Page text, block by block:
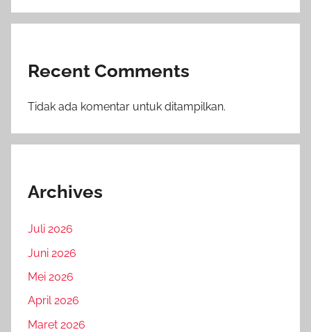
Recent Comments
Tidak ada komentar untuk ditampilkan.
Archives
Juli 2026
Juni 2026
Mei 2026
April 2026
Maret 2026